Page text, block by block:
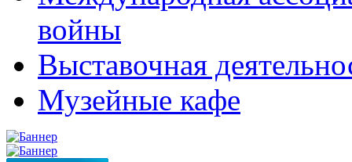
войны
Выставочная
Музейные кафе